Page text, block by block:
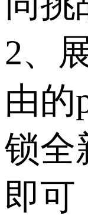
2、
由的
锁全
即可